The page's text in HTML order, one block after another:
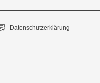
Datenschutzerklärung